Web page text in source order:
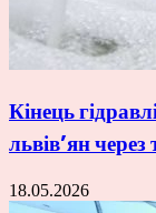
Кінець
львів’ян
18.05.2026